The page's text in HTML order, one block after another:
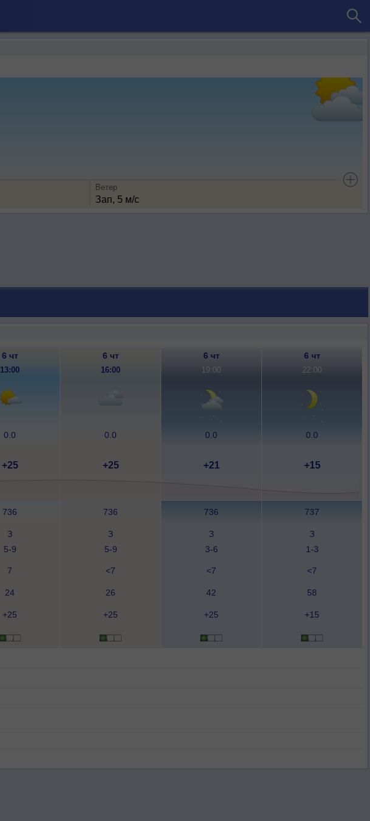
Ветер
Зап, 5 м/с
6 чт 6 чт 6 чт 6 чт
13:00 16:00 19:00 22:00
0.0 0.0 0.0 0.0
+25 +25 +21 +15
736 736 736 737
З
5-9
З
5-9
З
3-6
З
1-3
7 <7 <7 <7
24 26 42 58
+25 +25 +25 +15